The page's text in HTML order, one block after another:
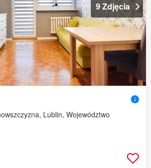
9 Zdjęcia
Lublin, Województwo